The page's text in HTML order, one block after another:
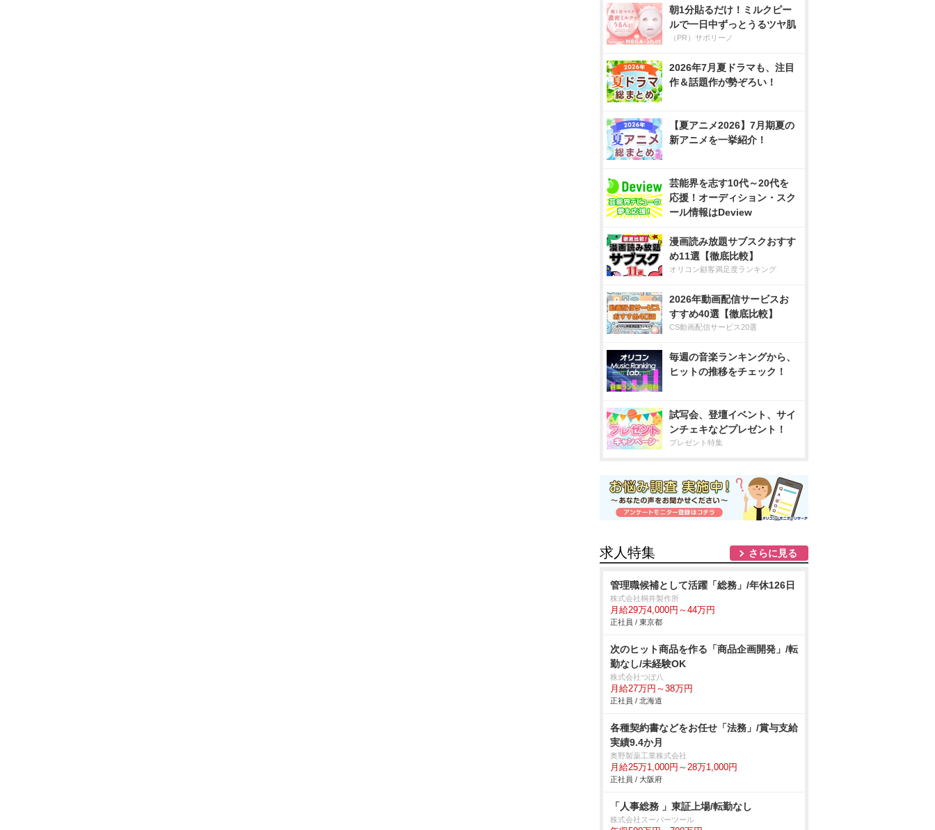
朝1分貼るだけ！ミルクピー
ルで一日中ずっとうるツヤ肌
（PR）サボリーノ
2026年7月夏ドラマも、注目
作＆話題作が勢ぞろい！
【夏アニメ2026】7月期夏の
新アニメを一挙紹介！
芸能界を志す10代～20代を
応援！オーディション・スク
ール情報はDeview
漫画読み放題サブスクおすす
め11選【徹底比較】
オリコン顧客満足度ランキング
2026年動画配信サービスお
すすめ40選【徹底比較】
CS動画配信サービス20選
毎週の音楽ランキングから、
ヒットの推移をチェック！
試写会、登壇イベント、サイ
ンチェキなどプレゼント！
プレゼント特集
求人特集 さらに見る
管理職候補として活躍「総務」/年休126日
株式会社桐井製作所
月給29万4,000円～44万円
正社員 / 東京都
次のヒット商品を作る「商品企画開発」/転
勤なし/未経験OK
株式会社つぼ八
月給27万円～38万円
正社員 / 北海道
各種契約書などをお任せ「法務」/賞与支給
実績9.4か月
奥野製薬工業株式会社
月給25万1,000円～28万1,000円
正社員 / 大阪府
「人事総務 」東証上場/転勤なし
株式会社スーパーツール